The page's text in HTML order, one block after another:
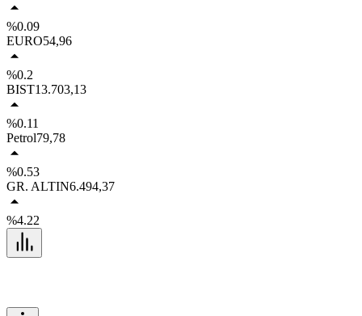
%0.09
EURO54,96
%0.2
BIST13.703,13
%0.11
Petrol79,78
%0.53
GR. ALTIN6.494,37
%4.22